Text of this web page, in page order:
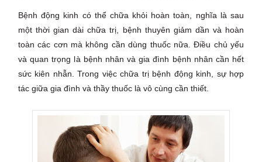
Bệnh động kinh có thể chữa khỏi hoàn toàn, nghĩa là sau
một thời gian dài chữa trị, bệnh thuyên giảm dần và hoàn
toàn các cơn mà không cần dùng thuốc nữa. Điều chủ yếu
và quan trọng là bệnh nhân và gia đình bệnh nhân cần hết
sức kiên nhẫn. Trong việc chữa trị bệnh động kinh, sự hợp
tác giữa gia đình và thầy thuốc là vô cùng cần thiết.